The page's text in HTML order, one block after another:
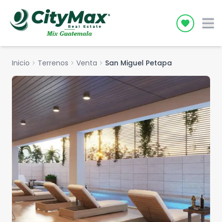
Icon
Inicio chevron_right Terrenos chevron_right Venta chevron_right San Miguel Petapa